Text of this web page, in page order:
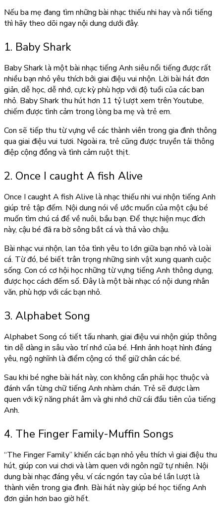
Nếu ba mẹ đang tìm những bài nhạc thiếu nhi hay và nổi tiếng
thì hãy theo dõi ngay nội dung dưới đây.
1. Baby Shark
Baby Shark là một bài nhạc tiếng Anh siêu nổi tiếng được rất
nhiều bạn nhỏ yêu thích bởi giai điệu vui nhộn. Lời bài hát đơn
giản, dễ học, dễ nhớ, cực kỳ phù hợp với độ tuổi của các ban
nhỏ. Baby Shark thu hút hơn 11 tỷ lượt xem trên Youtube,
chiếm được tình cảm trong lòng ba mẹ và trẻ em.
Con sẽ tiếp thu từ vựng về các thành viên trong gia đình thông
qua giai điệu vui tươi. Ngoài ra, trẻ cũng được truyền tải thông
điệp cộng đồng và tình cảm ruột thịt.
2. Once I caught A fish Alive
Once I caught A fish Alive là nhạc thiếu nhi vui nhộn tiếng Anh
giúp trẻ tập đếm. Nội dung nói về ước muốn của một cậu bé
muốn tìm chú cá để về nuôi, bầu bạn. Để thực hiện mục đích
này, cậu bé đã ra bờ sông bắt cá và thả vào chậu.
Bài nhạc vui nhộn, lan tỏa tình yêu to lớn giữa bạn nhỏ và loài
cá. Từ đó, bé biết trân trọng những sinh vật xung quanh cuộc
sống. Con có cơ hội học những từ vựng tiếng Anh thông dụng,
được học cách đếm số. Đây là một bài nhạc có nội dung nhân
văn, phù hợp với các bạn nhỏ.
3. Alphabet Song
Alphabet Song có tiết tấu nhanh, giai điệu vui nhộn giúp thông
tin dễ dàng in sâu vào trí nhớ của bé. Hình ảnh hoạt hình đáng
yêu, ngộ nghĩnh là điểm cộng có thể giữ chân các bé.
Sau khi bé nghe bài hát này, con không cần phải học thuộc và
đánh vần từng chữ tiếng Anh nhàm chán. Trẻ sẽ được làm
quen với kỹ năng phát âm và ghi nhớ chữ cái đầu tiên của tiếng
Anh.
4. The Finger Family-Muffin Songs
“The Finger Family” khiến các bạn nhỏ yêu thích vì giai điệu thu
hút, giúp con vui chơi và làm quen với ngôn ngữ tự nhiên. Nội
dung bài nhạc đáng yêu, ví các ngón tay của bé lần lượt là
thành viên trong gia đình. Bài hát này giúp bé học tiếng Anh
đơn giản hơn bao giờ hết.